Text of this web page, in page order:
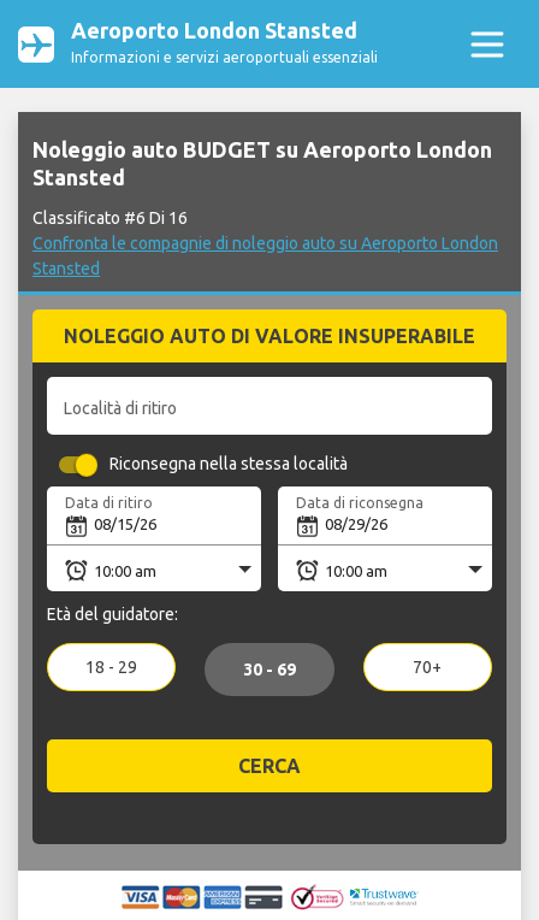
Aeroporto London Stansted
Informazioni e servizi aeroportuali essenziali
Noleggio auto BUDGET su Aeroporto London
Stansted
Classificato #6 Di 16
Confronta le compagnie di noleggio auto su Aeroporto London
Stansted
NOLEGGIO AUTO DI VALORE INSUPERABILE
Località di ritiro
Riconsegna nella stessa località
Data di ritiro Data di riconsegna
Età del guidatore:
18 - 29 30 - 69 70+
CERCA